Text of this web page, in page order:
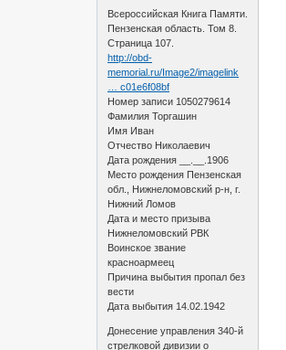
Всероссийская Книга Памяти.
Пензенская область. Том 8.
Страница 107.
http://obd-
memorial.ru/Image2/imagelink
… c01e6f08bf
Номер записи 1050279614
Фамилия Торгашин
Имя Иван
Отчество Николаевич
Дата рождения __.__.1906
Место рождения Пензенская
обл., Нижнеломовский р-н, г.
Нижний Ломов
Дата и место призыва
Нижнеломовский РВК
Воинское звание
красноармеец
Причина выбытия пропал без
вести
Дата выбытия 14.02.1942
Донесение управления 340-й
стрелковой дивизии о